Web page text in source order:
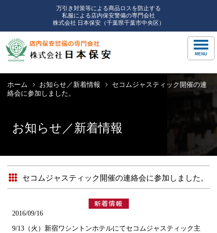
万引き対策等による商品ロスを防止する
私服による店内保安警備の専門会社
株式会社 日本保安（千葉県千葉市中央区）
ホーム お知らせ／新着情報
セコムジャスティック開催の連
絡会に参加しました。
お知らせ／新着情報
セコムジャスティック開催の連絡会に参加しました。
2016/09/16
9/13（火）新宿ワシントンホテルにてセコムジャスティック主